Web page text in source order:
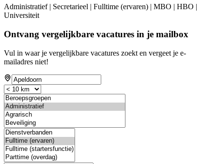
Administratief | Secretarieel | Fulltime (ervaren) | MBO | HBO |
Universiteit
Ontvang vergelijkbare vacatures in je mailbox
Vul in waar je vergelijkbare vacatures zoekt en vergeet je e-
mailadres niet!